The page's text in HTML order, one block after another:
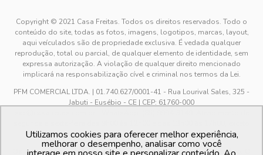
Copyright © 2021 Casa Freitas. Todos os direitos reservados. Todo o
conteúdo do site, todas as fotos, imagens, logotipos, marcas, layout,
aqui veículados são de propriedade exclusiva. É vedada qualquer
reprodução, total ou parcial, de qualquer elemento de identidade, sem
expressa autorização. A violação de qualquer direito mencionado
implicará na responsabilização cível e criminal nos termos da Lei.
PFM COMERCIAL LTDA. | 01.740.627/0001-41 - Rua Lourival Sales, 325 -
Jabuti - Eusébio - CE | CEP: 61760-000
feriados.
Os preços dos produtos estão sujeitos a alteração sem aviso prévio. O
Utilizamos cookies para oferecer melhor experiência,
melhorar o desempenho, analisar como você